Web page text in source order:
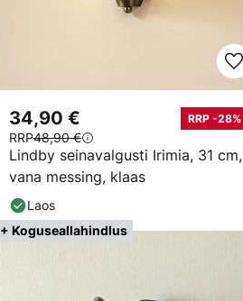
Lindby seinavalgusti Irimia, 31 cm,
vana messing, klaas
34,90 € RRP -28%
RRP48,90 €
Laos
+ Koguseallahindlus